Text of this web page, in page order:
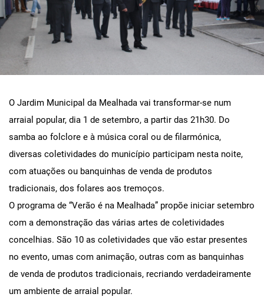
O Jardim Municipal da Mealhada vai transformar-se num
arraial popular, dia 1 de setembro, a partir das 21h30. Do
samba ao folclore e à música coral ou de filarmónica,
diversas coletividades do município participam nesta noite,
com atuações ou banquinhas de venda de produtos
tradicionais, dos folares aos tremoços.
O programa de “Verão é na Mealhada” propõe iniciar setembro
com a demonstração das várias artes de coletividades
concelhias. São 10 as coletividades que vão estar presentes
no evento, umas com animação, outras com as banquinhas
de venda de produtos tradicionais, recriando verdadeiramente
um ambiente de arraial popular.